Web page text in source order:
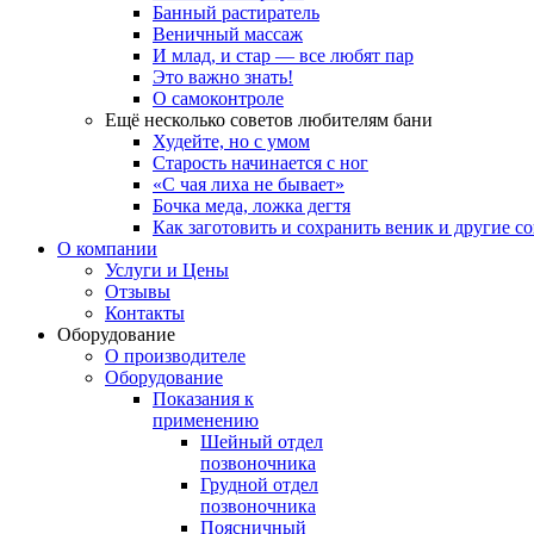
Банный растиратель
Веничный массаж
И млад, и стар — все любят пар
Это важно знать!
О самоконтроле
Ещё несколько советов любителям бани
Худейте, но с умом
Старость начинается с ног
«С чая лиха не бывает»
Бочка меда, ложка дегтя
Как заготовить и сохранить веник и другие
О компании
Услуги и Цены
Отзывы
Контакты
Оборудование
О производителе
Оборудование
Показания к
применению
Шейный отдел
позвоночника
Грудной отдел
позвоночника
Поясничный